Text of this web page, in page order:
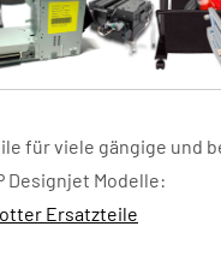
für viele gängige und
Designjet Modelle:
Ersatzteile